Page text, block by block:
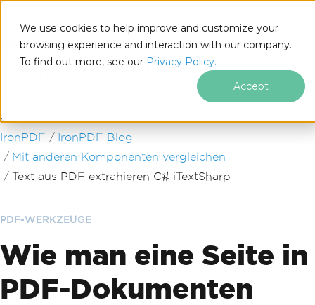
We use cookies to help improve and customize your
browsing experience and interaction with our company.
To find out more, see our Privacy Policy.
Accept
Zum Fußzeileninhalt springen
IronPDF
IronPDF Blog
Mit anderen Komponenten vergleichen
Text aus PDF extrahieren C# iTextSharp
PDF-WERKZEUGE
Wie man eine Seite in
PDF-Dokumenten